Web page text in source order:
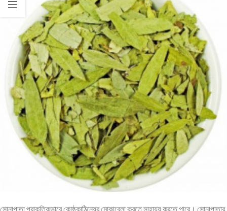
সোনাপাতা প্রাকৃতিকভাবে কোষ্ঠকাঠিন্যের মোকাবেলা করতে সাহায্য করতে পারে। সোনাপাতার